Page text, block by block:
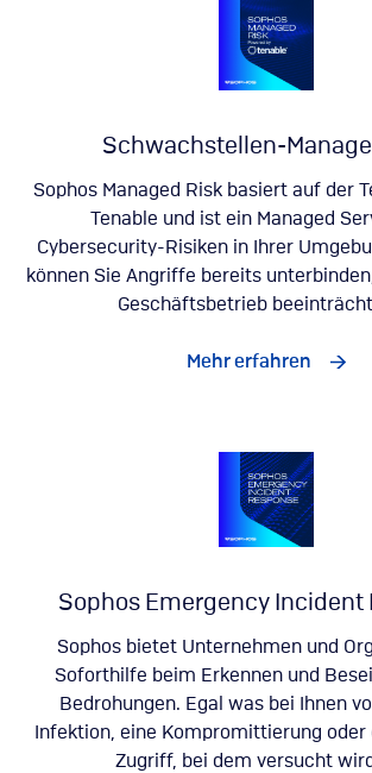
Schwachstellen-
Sophos Managed Risk basiert auf der
Tenable und ist ein Managed
Cybersecurity-Risiken in Ihrer
können Sie Angriffe bereits
Geschäftsbetrieb
Mehr erfahren
Sophos Emergency Incident
Sophos bietet Unternehmen und
Soforthilfe beim Erkennen und
Bedrohungen. Egal was bei Ihnen
Infektion, eine Kompromittierung
Zugriff, bei dem versucht